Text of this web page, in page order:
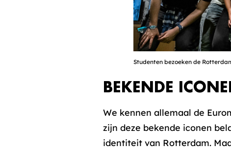
Studenten bezoeken de
BEKENDE
We kennen allemaal de
zijn deze bekende iconen
identiteit van Rotterdam.